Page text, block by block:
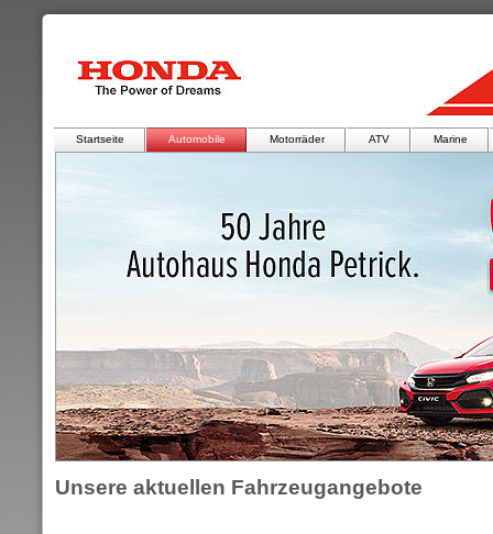
Startseite Automobile Motorräder ATV Marine
Unsere aktuellen Fahrzeugangebote